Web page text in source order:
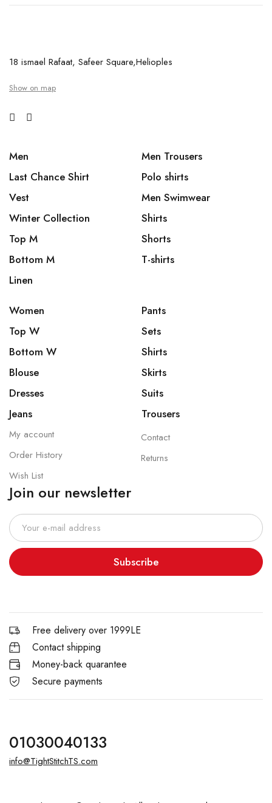
18 ismael Rafaat, Safeer Square,Helioples
Show on map
Men
Last Chance Shirt
Vest
Winter Collection
Top M
Bottom M
Linen
Men Trousers
Polo shirts
Men Swimwear
Shirts
Shorts
T-shirts
Women
Top W
Bottom W
Blouse
Dresses
Jeans
Pants
Sets
Shirts
Skirts
Suits
Trousers
My account
Order History
Wish List
Contact
Returns
Join our newsletter
Subscribe
Free delivery over 1999LE
Contact shipping
Money-back quarantee
Secure payments
01030040133
info@TightStitchTS.com